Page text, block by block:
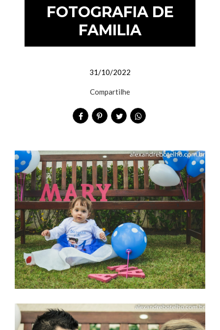
FOTOGRAFIA DE
FAMILIA
31/10/2022
Compartilhe